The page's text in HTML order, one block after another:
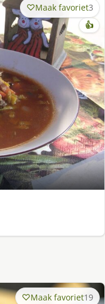
Maak favoriet3
👍
Maak favoriet19